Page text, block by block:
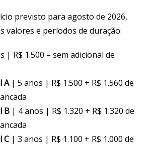
previsto para agosto de 2026,
valores e períodos de duração:
| R$ 1.500 – sem adicional de
A| 5 anos | R$ 1.500 + R$ 1.560 de
B | 4 anos | R$ 1.320 + R$ 1.320 de
C | 3 anos | R$ 1.100 + R$ 1.000 de